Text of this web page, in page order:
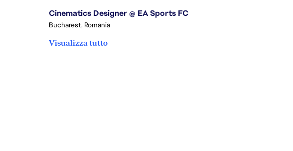
Cinematics Designer @ EA Sports FC
Bucharest, Romania
Visualizza tutto